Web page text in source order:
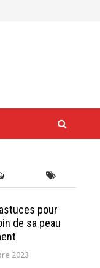
pour
de sa peau
2023